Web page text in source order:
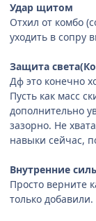
Удар щитом
Отхил от комбо
уходить в сопру
Защита
Дф это конечно
Пусть как масс
дополнительно
зазорно. Не
навыки сейчас,
Внутренние
Просто верните
только добавили.